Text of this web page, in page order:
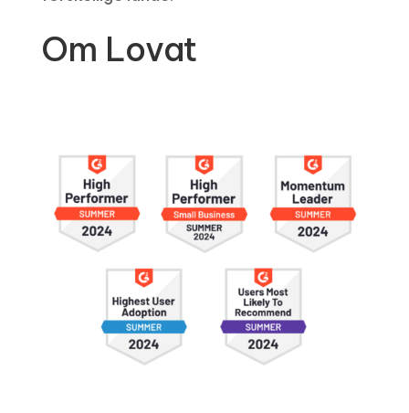
Om Lovat